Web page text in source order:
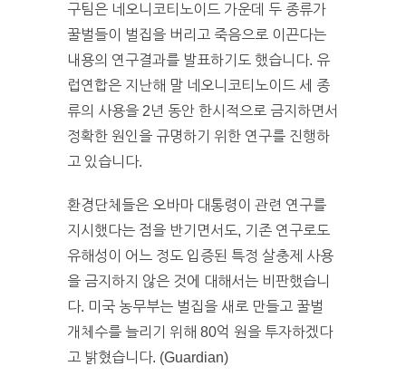
구팀은 네오니코티노이드 가운데 두 종류가
꿀벌들이 벌집을 버리고 죽음으로 이끈다는
내용의 연구결과를 발표하기도 했습니다. 유
럽연합은 지난해 말 네오니코티노이드 세 종
류의 사용을 2년 동안 한시적으로 금지하면서
정확한 원인을 규명하기 위한 연구를 진행하
고 있습니다.
환경단체들은 오바마 대통령이 관련 연구를
지시했다는 점을 반기면서도, 기존 연구로도
유해성이 어느 정도 입증된 특정 살충제 사용
을 금지하지 않은 것에 대해서는 비판했습니
다. 미국 농무부는 벌집을 새로 만들고 꿀벌
개체수를 늘리기 위해 80억 원을 투자하겠다
고 밝혔습니다. (Guardian)